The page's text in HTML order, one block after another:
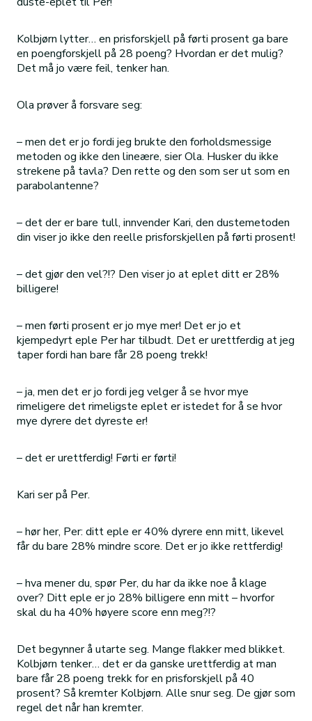
Kolbjørn lytter… en prisforskjell på førti prosent ga bare
en poengforskjell på 28 poeng? Hvordan er det mulig?
Det må jo være feil, tenker han.
Ola prøver å forsvare seg:
– men det er jo fordi jeg brukte den forholdsmessige
metoden og ikke den lineære, sier Ola. Husker du ikke
strekene på tavla? Den rette og den som ser ut som en
parabolantenne?
– det der er bare tull, innvender Kari, den dustemetoden
din viser jo ikke den reelle prisforskjellen på førti prosent!
– det gjør den vel?!? Den viser jo at eplet ditt er 28%
billigere!
– men førti prosent er jo mye mer! Det er jo et
kjempedyrt eple Per har tilbudt. Det er urettferdig at jeg
taper fordi han bare får 28 poeng trekk!
– ja, men det er jo fordi jeg velger å se hvor mye
rimeligere det rimeligste eplet er istedet for å se hvor
mye dyrere det dyreste er!
– det er urettferdig! Førti er førti!
Kari ser på Per.
– hør her, Per: ditt eple er 40% dyrere enn mitt, likevel
får du bare 28% mindre score. Det er jo ikke rettferdig!
– hva mener du, spør Per, du har da ikke noe å klage
over? Ditt eple er jo 28% billigere enn mitt – hvorfor
skal du ha 40% høyere score enn meg?!?
Det begynner å utarte seg. Mange flakker med blikket.
Kolbjørn tenker… det er da ganske urettferdig at man
bare får 28 poeng trekk for en prisforskjell på 40
prosent? Så kremter Kolbjørn. Alle snur seg. De gjør som
regel det når han kremter.